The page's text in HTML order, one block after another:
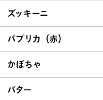
ズッキーニ
パプリカ（赤）
かぼちゃ
バター